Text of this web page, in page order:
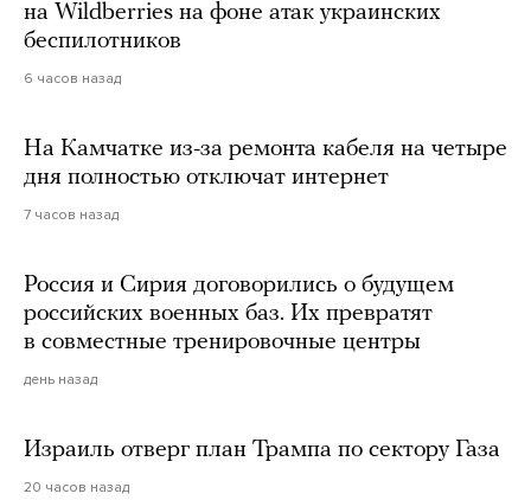
на Wildberries на фоне атак украинских
беспилотников
6 часов назад
На Камчатке из-за ремонта кабеля на четыре
дня полностью отключат интернет
7 часов назад
Россия и Сирия договорились о будущем
российских военных баз. Их превратят
в совместные тренировочные центры
день назад
Израиль отверг план Трампа по сектору Газа
20 часов назад